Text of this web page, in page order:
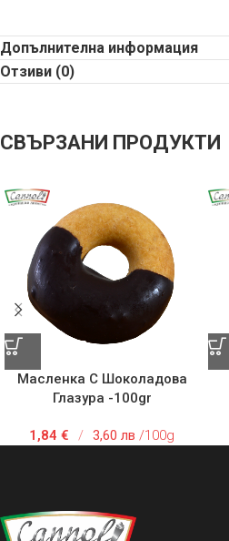
Допълнителна информация
Отзиви (0)
СВЪРЗАНИ ПРОДУКТИ
Масленка С Шоколадова
Глазура -100gr
1,84 € / 3,60 лв /100g